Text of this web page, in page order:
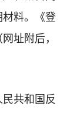
料。《登
址附后，
共和国反